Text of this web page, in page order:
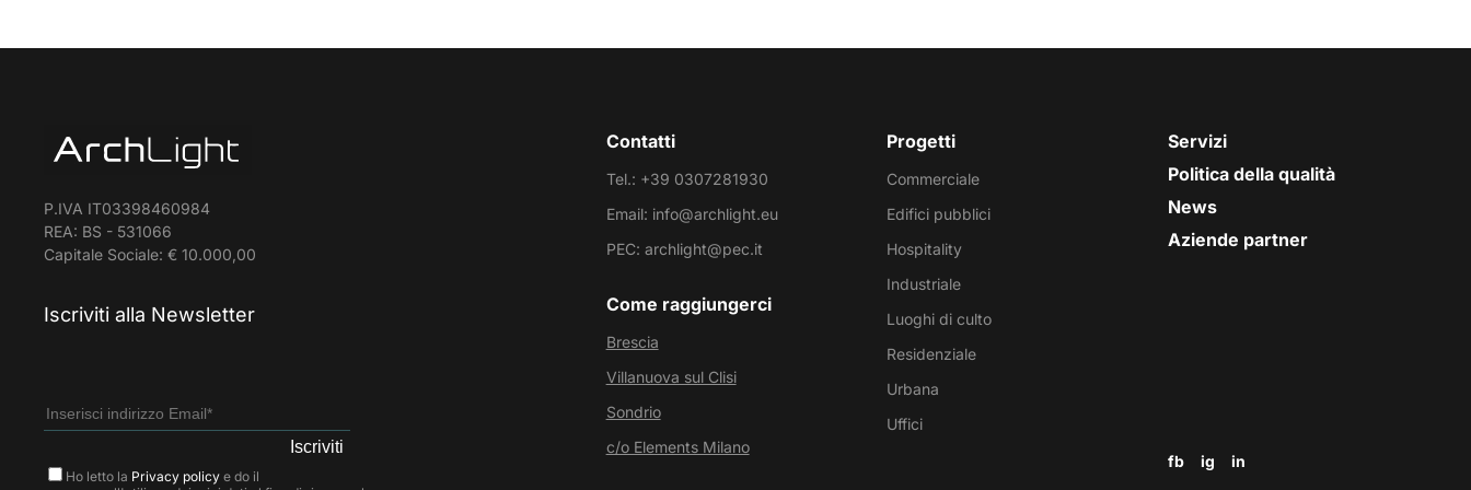
P.IVA IT03398460984
REA: BS - 531066
Capitale Sociale: € 10.000,00
Iscriviti alla Newsletter
Ho letto la Privacy policy e do il
Contatti
Tel.: +39 0307281930
Email: info@archlight.eu
PEC: archlight@pec.it
Come raggiungerci
Brescia
Villanuova sul Clisi
Sondrio
c/o Elements Milano
Progetti
Commerciale
Edifici pubblici
Hospitality
Industriale
Luoghi di culto
Residenziale
Urbana
Uffici
Servizi
Politica della qualità
News
Aziende partner
fb ig in